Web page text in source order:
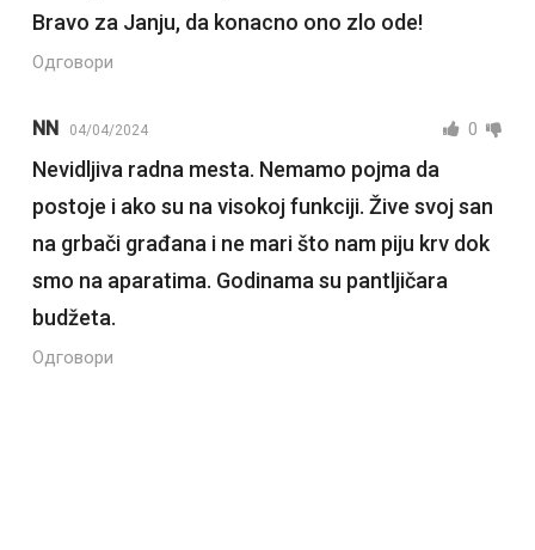
Bravo za Janju, da konacno ono zlo ode!
Одговори
NN 04/04/2024 0
Nevidljiva radna mesta. Nemamo pojma da
postoje i ako su na visokoj funkciji. Žive svoj san
na grbači građana i ne mari što nam piju krv dok
smo na aparatima. Godinama su pantljičara
budžeta.
Одговори